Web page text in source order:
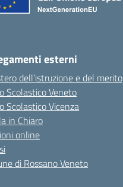
esterni
dell’istruzione e del merito
Scolastico Veneto
Scolastico Vicenza
in Chiaro
online
di Rossano Veneto